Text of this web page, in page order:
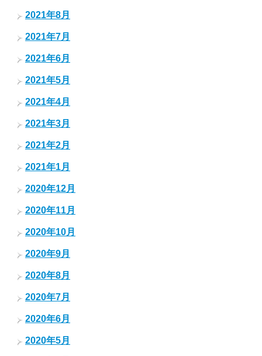
2021年8月
2021年7月
2021年6月
2021年5月
2021年4月
2021年3月
2021年2月
2021年1月
2020年12月
2020年11月
2020年10月
2020年9月
2020年8月
2020年7月
2020年6月
2020年5月